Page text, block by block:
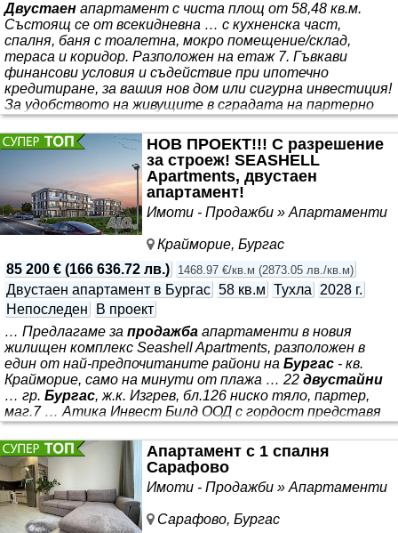
Двустаен апартамент с чиста площ от 58,48 кв.м.
Състоящ се от всекидневна … с кухненска част,
спалня, баня с тоалетна, мокро помещение/склад,
тераса и коридор. Разположен на етаж 7. Гъвкави
финансови условия и съдействие при ипотечно
кредитиране, за вашия нов дом или сигурна инвестиция!
За удобството на живущите в сградата на партерно
ниво ще има хранителен магазин, аптека и магазин за
промишлени стоки. Представяме Ви комплекс “TEREX
RESIDENCE” - съчетание от безкомпромисно качество
и централна локация, създаден да предложи нов
стандарт на комфорт и начин на живот. Комплекс с
висока добавена
НОВ ПРОЕКТ!!! С разрешение
за строеж! SEASHELL
Apartments, двустаен
апартамент!
Имоти - Продажби » Апартаменти
Крайморие, Бургас
85 200 € (166 636.72 лв.) 1468.97 €/кв.м (2873.05 лв./кв.м)
Двустаен апартамент в Бургас 58 кв.м Тухла
2028 г.
Непоследен
В проект
… Предлагаме за продажба апартаменти в новия
жилищен комплекс Seashell Apartments, разположен в
един от най-предпочитаните райони на Бургас - кв.
Крайморие, само на минути от плажа … 22 двустайни
… гр. Бургас, ж.к. Изгрев, бл.126 ниско тяло, партер,
маг.7 … Атика Инвест Билд ООД с гордост представя
новия си проект: *** . Проектът е създаден с идеята да
съчетае спокойствието на морската среда, високия
стандарт на обитаване и отличния инвестиционен
потенциал. Комплексът е проектиран за комфортно
целогодишно живеене и пълноценен ваканционен отдих.
Сградите са разположени в УПИ с площ 1 501 кв.м и са с
обща
Апартамент с 1 спалня
Сарафово
Имоти - Продажби » Апартаменти
Сарафово, Бургас